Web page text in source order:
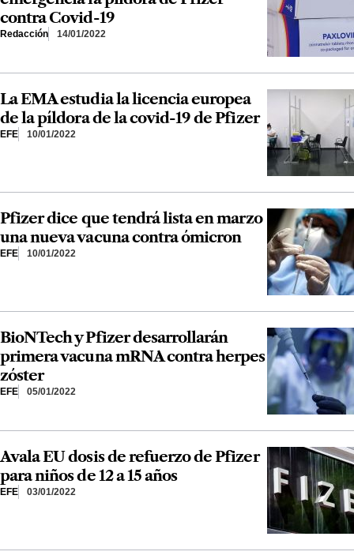
contra Covid-19
Redacción 14/01/2022
La EMA estudia la licencia europea
de la píldora de la covid-19 de Pfizer
EFE 10/01/2022
Pfizer dice que tendrá lista en marzo
una nueva vacuna contra ómicron
EFE 10/01/2022
BioNTech y Pfizer desarrollarán
primera vacuna mRNA contra herpes
zóster
EFE 05/01/2022
Avala EU dosis de refuerzo de Pfizer
para niños de 12 a 15 años
EFE 03/01/2022